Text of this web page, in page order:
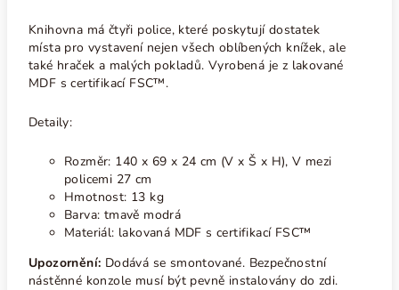
Knihovna má čtyři police, které poskytují dostatek
místa pro vystavení nejen všech oblíbených knížek, ale
také hraček a malých pokladů. Vyrobená je z lakované
MDF s certifikací FSC™.
Detaily:
Rozměr: 140 x 69 x 24 cm (V x Š x H), V mezi
policemi 27 cm
Hmotnost: 13 kg
Barva: tmavě modrá
Materiál: lakovaná MDF s certifikací FSC™
Upozornění: Dodává se smontované. Bezpečnostní
nástěnné konzole musí být pevně instalovány do zdi.